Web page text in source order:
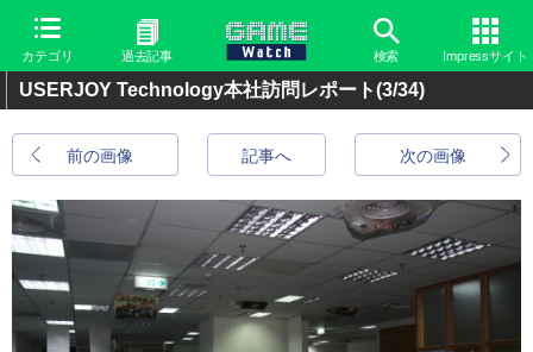
カテゴリ 過去記事 検索 Impressサイト
USERJOY Technology本社訪問レポート(3/34)
前の画像 次の画像
記事へ